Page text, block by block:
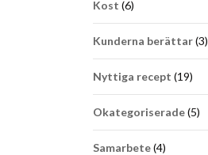
Kost (6)
Kunderna berättar(3)
Nyttiga recept (19)
Okategoriserade(5)
Samarbete(4)